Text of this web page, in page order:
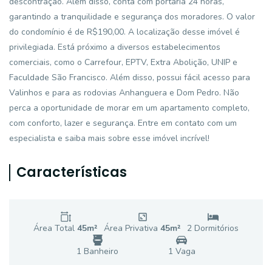
garantindo a tranquilidade e segurança dos moradores. O valor
do condomínio é de R$190,00. A localização desse imóvel é
privilegiada. Está próximo a diversos estabelecimentos
comerciais, como o Carrefour, EPTV, Extra Abolição, UNIP e
Faculdade São Francisco. Além disso, possui fácil acesso para
Valinhos e para as rodovias Anhanguera e Dom Pedro. Não
perca a oportunidade de morar em um apartamento completo,
com conforto, lazer e segurança. Entre em contato com um
especialista e saiba mais sobre esse imóvel incrível!
Características
Área Total 45m² Área Privativa 45m² 2 Dormitórios
1 Banheiro 1 Vaga